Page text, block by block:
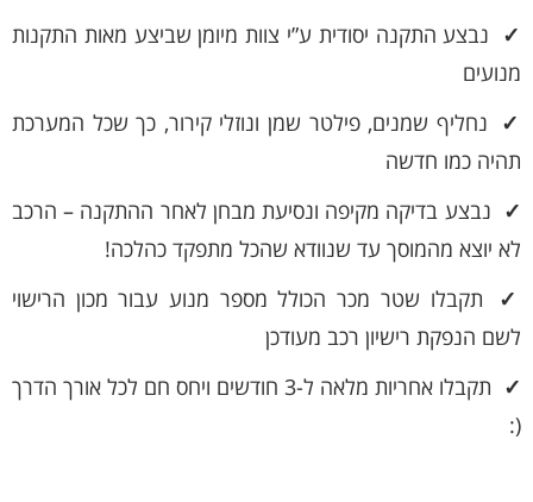
✓ נבצע התקנה יסודית ע”י צוות מיומן שביצע מאות התקנות
מנועים
✓ נחליף שמנים, פילטר שמן ונוזלי קירור, כך שכל המערכת
תהיה כמו חדשה
✓ נבצע בדיקה מקיפה ונסיעת מבחן לאחר ההתקנה – הרכב
לא יוצא מהמוסך עד שנוודא שהכל מתפקד כהלכה!
✓ תקבלו שטר מכר הכולל מספר מנוע עבור מכון הרישוי
לשם הנפקת רישיון רכב מעודכן
✓
תקבלו אחריות מלאה ל-3 חודשים ויחס חם לכל אורך הדרך
(: